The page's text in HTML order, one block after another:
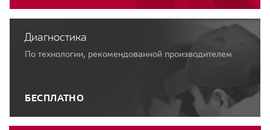
Диагностика
По технологии, рекомендованной производителем
БЕСПЛАТНО